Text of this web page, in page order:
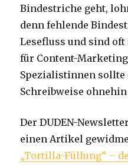
Bindestriche geht,
denn fehlende
Lesefluss und sind
für Content-
Spezialistinnen
Schreibweise
Der DUDEN-
einen Artikel
„Tortilla-Füllung“ –